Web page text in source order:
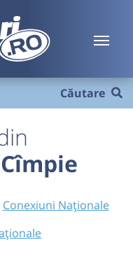
Căutare
Conexiuni Naționale